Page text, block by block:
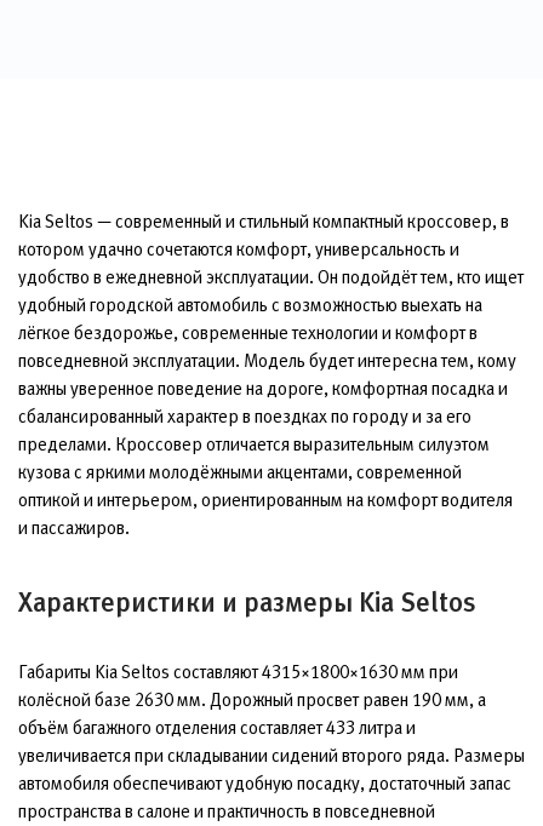
Kia Seltos — современный и стильный компактный кроссовер, в
котором удачно сочетаются комфорт, универсальность и
удобство в ежедневной эксплуатации. Он подойдёт тем, кто ищет
удобный городской автомобиль с возможностью выехать на
лёгкое бездорожье, современные технологии и комфорт в
повседневной эксплуатации. Модель будет интересна тем, кому
важны уверенное поведение на дороге, комфортная посадка и
сбалансированный характер в поездках по городу и за его
пределами. Кроссовер отличается выразительным силуэтом
кузова с яркими молодёжными акцентами, современной
оптикой и интерьером, ориентированным на комфорт водителя
и пассажиров.
Характеристики и размеры Kia Seltos
Габариты Kia Seltos составляют 4315×1800×1630 мм при
колёсной базе 2630 мм. Дорожный просвет равен 190 мм, а
объём багажного отделения составляет 433 литра и
увеличивается при складывании сидений второго ряда. Размеры
автомобиля обеспечивают удобную посадку, достаточный запас
пространства в салоне и практичность в повседневной